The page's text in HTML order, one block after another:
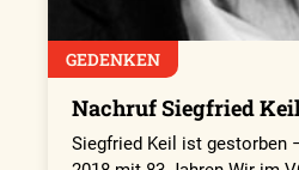
GEDENKEN
Nachruf Siegfried
Siegfried Keil ist gestorben